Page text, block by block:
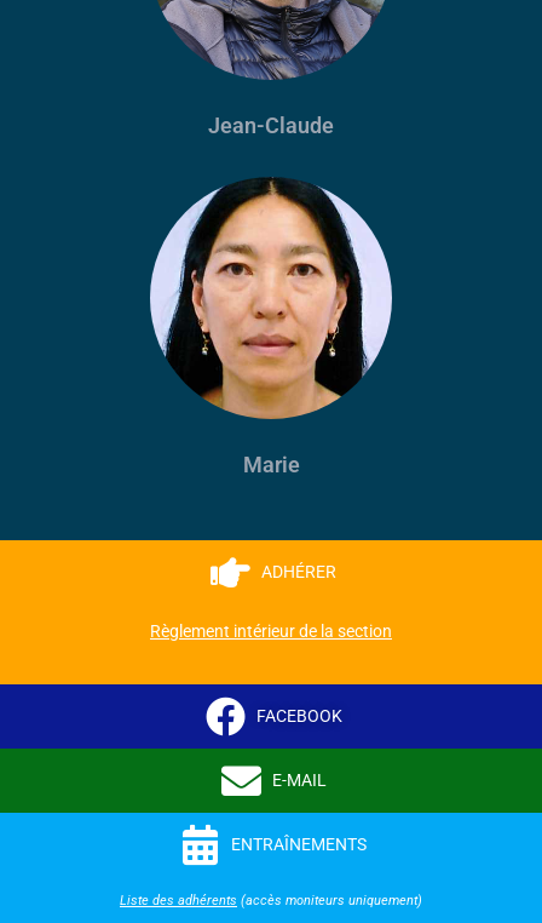
Jean-Claude
Marie
ADHÉRER
Règlement intérieur de la section
FACEBOOK
E-MAIL
ENTRAÎNEMENTS
Liste des adhérents (accès moniteurs uniquement)